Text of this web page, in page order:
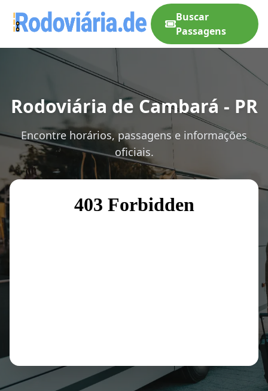
Buscar
Passagens
Rodoviária de Cambará - PR
Encontre horários, passagens e informações
oficiais.